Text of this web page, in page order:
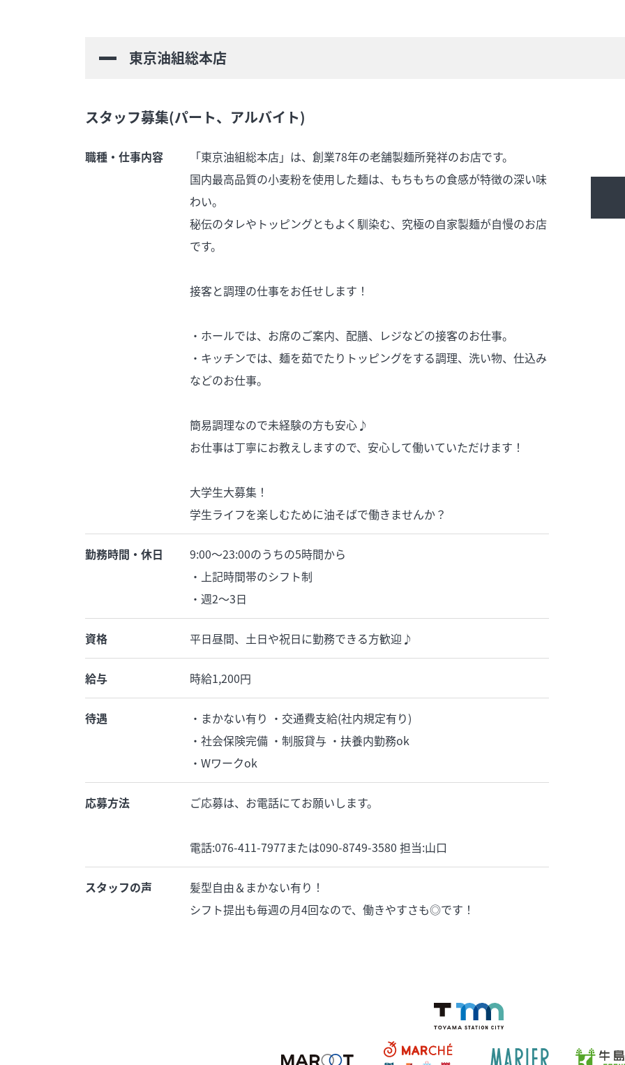
東京油組総本店
スタッフ募集(パート、アルバイト)
職種・仕事内容
「東京油組総本店」は、創業78年の老舗製麺所発祥のお店です。
国内最高品質の小麦粉を使用した麺は、もちもちの食感が特徴の深い味
わい。
秘伝のタレやトッピングともよく馴染む、究極の自家製麺が自慢のお店
です。
接客と調理の仕事をお任せします！
・ホールでは、お席のご案内、配膳、レジなどの接客のお仕事。
・キッチンでは、麺を茹でたりトッピングをする調理、洗い物、仕込み
などのお仕事。
簡易調理なので未経験の方も安心♪
お仕事は丁寧にお教えしますので、安心して働いていただけます！
大学生大募集！
学生ライフを楽しむために油そばで働きませんか？
勤務時間・休日
9:00〜23:00のうちの5時間から
・上記時間帯のシフト制
・週2〜3日
資格 平日昼間、土日や祝日に勤務できる方歓迎♪
給与 時給1,200円
待遇
・まかない有り ・交通費支給(社内規定有り)
・社会保険完備 ・制服貸与 ・扶養内勤務ok
・Wワークok
応募方法 ご応募は、お電話にてお願いします。
電話:076-411-7977または090-8749-3580 担当:山口
スタッフの声
髪型自由＆まかない有り！
シフト提出も毎週の月4回なので、働きやすさも◎です！